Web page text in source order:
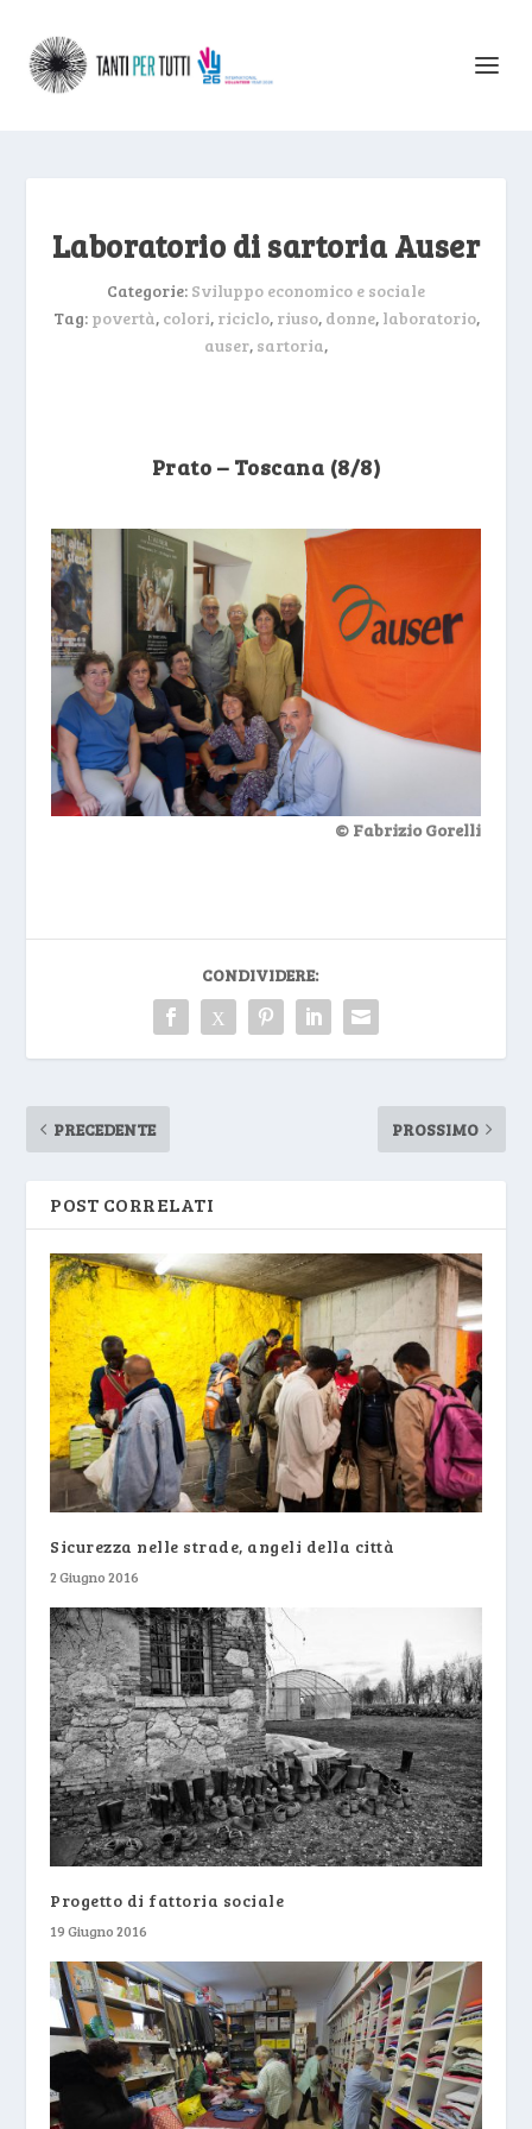
Laboratorio di sartoria Auser
Categorie: Sviluppo economico e sociale
Tag: povertà, colori, riciclo, riuso, donne, laboratorio,
auser, sartoria,
Prato – Toscana (8/8)
© Fabrizio Gorelli
CONDIVIDERE:
PRECEDENTE PROSSIMO
POST CORRELATI
Sicurezza nelle strade, angeli della città
2 Giugno 2016
Progetto di fattoria sociale
19 Giugno 2016